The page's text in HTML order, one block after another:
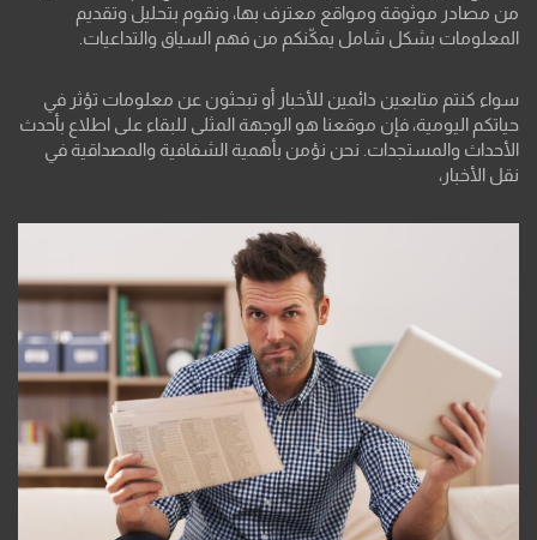
من مصادر موثوقة ومواقع معترف بها، ونقوم بتحليل وتقديم
المعلومات بشكل شامل يمكّنكم من فهم السياق والتداعيات.
سواء كنتم متابعين دائمين للأخبار أو تبحثون عن معلومات تؤثر في
حياتكم اليومية، فإن موقعنا هو الوجهة المثلى للبقاء على اطلاع بأحدث
الأحداث والمستجدات. نحن نؤمن بأهمية الشفافية والمصداقية في
نقل الأخبار،